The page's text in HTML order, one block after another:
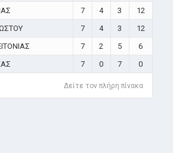
7 4 3
12
7 4 3
12
7 2 5
6
7 0 7 0
Δείτε τον πλήρη πίνακα